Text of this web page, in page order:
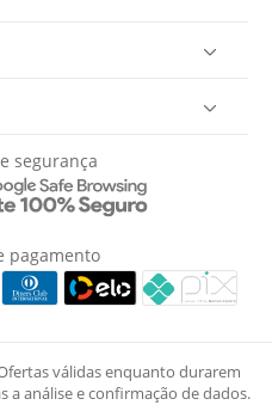
segurança
pagamento
válidas enquanto durarem
a análise e confirmação de dados.